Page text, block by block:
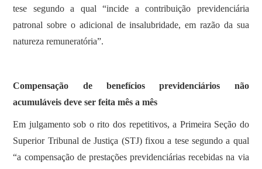
tese segundo a qual “incide a contribuição previdenciária
patronal sobre o adicional de insalubridade, em razão da sua
natureza remuneratória”.
Compensação de benefícios previdenciários não
acumuláveis deve ser feita mês a mês
Em julgamento sob o rito dos repetitivos, a Primeira Seção do
Superior Tribunal de Justiça (STJ) fixou a tese segundo a qual
“a compensação de prestações previdenciárias recebidas na via